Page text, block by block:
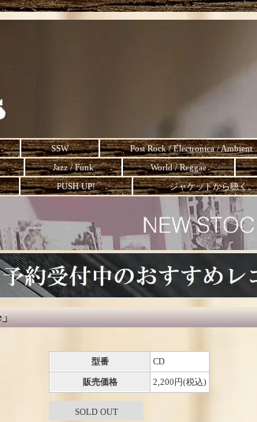
SSW Post Rock / Electronica / Ambient
Jazz / Funk World / Reggae
PUSH UP! ジャケットから聴く。
型番 CD
販売価格 2,200円(税込)
SOLD OUT